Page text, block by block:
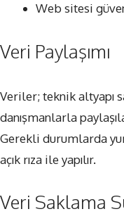
Web sitesi
Veri Paylaşımı
Veriler; teknik altyapı
danışmanlarla
Gerekli durumlarda yurt
açık rıza ile yapılır.
Veri Saklama